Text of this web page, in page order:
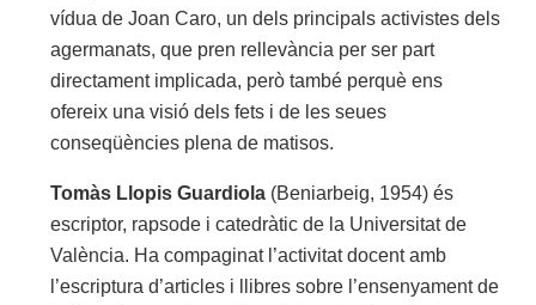
vídua de Joan Caro, un dels principals activistes dels
agermanats, que pren rellevància per ser part
directament implicada, però també perquè ens
ofereix una visió dels fets i de les seues
conseqüències plena de matisos.
Tomàs Llopis Guardiola (Beniarbeig, 1954) és
escriptor, rapsode i catedràtic de la Universitat de
València. Ha compaginat l’activitat docent amb
l’escriptura d’articles i llibres sobre l’ensenyament de